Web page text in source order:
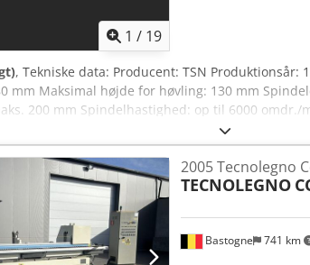
1 / 19
, Tekniske data: Producent: TSN Produktionsår:
mm Maksimal højde for høvling: 130 mm
200 mm Spindelhastighed: op til 6000 omdr./
stk.): Nederste – 5,5 kW Højre – 5,5 kW Venstre
2,2 kW, trinløs hastighedsregulering
Bastogne 741 km
2005 Tecnolegno
TECNOLEGNO